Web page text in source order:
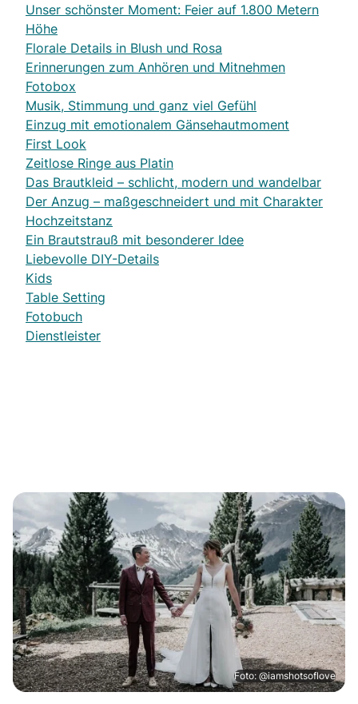
Unser schönster Moment: Feier auf 1.800 Metern
Höhe
Florale Details in Blush und Rosa
Erinnerungen zum Anhören und Mitnehmen
Fotobox
Musik, Stimmung und ganz viel Gefühl
Einzug mit emotionalem Gänsehautmoment
First Look
Zeitlose Ringe aus Platin
Das Brautkleid – schlicht, modern und wandelbar
Der Anzug – maßgeschneidert und mit Charakter
Hochzeitstanz
Ein Brautstrauß mit besonderer Idee
Liebevolle DIY-Details
Kids
Table Setting
Fotobuch
Dienstleister
Foto: @iamshotsoflove